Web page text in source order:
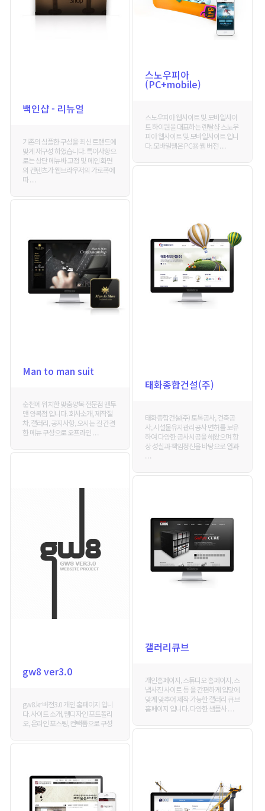
백인샵 - 리뉴얼
기존의 심플한 구성을 최신 트랜드에
맞게 재구성 하였습니다. 특이사항으
로는 상단 메뉴바 고정 및 메인 화면
의 컨텐츠가 웹브라우저의 가로폭에
따 . . .
스노우피아
(PC+mobile)
스노우피아 웹사이트 및 모바일사이
트 하이원을 대표하는 렌탈샵 스노우
피아 웹사이트 및 모바일사이트 입니
다. 모바일웹은 PC용 웹 버전 . . .
태화종합건설(주)
태화종합건설(주) 토목공사, 건축공
사, 시설물유지관리공사 면허를 보유
하여 다양한 공사시공을 해왔으며 항
상 성실과 책임정신을 바탕으로 열과
. . .
Man to man suit
순천에 위치한 맞춤양복 전문점 맨투
맨 양복점 입니다. 회사소개, 제작절
차, 갤러리, 공지사항, 오시는 길 간결
한 메뉴 구성으로 오프라인 . . .
gw8 ver3.0
gw8.kr 버전3.0 개인 홈페이지 입니
다. 사이트 소개, 웹디자인 포트폴리
오, 온라인 포스팅, 컨택폼으로 구성
갤러리큐브
개인홈페이지, 스튜디오 홈페이지, 스
냅사진 사이트 등 을 간편하게 입맞에
맞게 맞추어 제작 가능한 갤러리 큐브
홈페이지 입니다. 다양한 샘플사 . . .